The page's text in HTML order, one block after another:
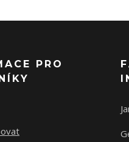
PRO